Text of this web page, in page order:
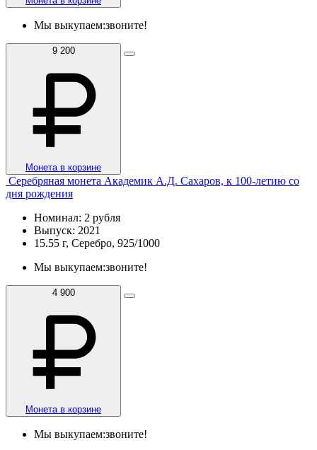
Мы выкупаем:звоните!
9 200
Монета в корзине
Серебряная монета Академик А.Д. Сахаров, к 100-летию со
дня рождения
Номинал: 2 рубля
Выпуск: 2021
15.55 г, Серебро, 925/1000
Мы выкупаем:звоните!
4 900
Монета в корзине
Мы выкупаем:звоните!